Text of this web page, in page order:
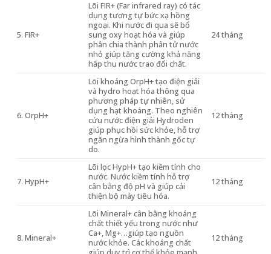
5. FIR+
Lõi FIR+ (Far infrared ray) có tác
dụng tương tự bức xạ hồng
ngoại. Khi nước đi qua sẽ bổ
sung oxy hoạt hóa và giúp
phân chia thành phân tử nước
nhỏ giúp tăng cường khả năng
hấp thu nước trao đổi chất.
24 tháng
6. OrpH+
Lõi khoáng OrpH+ tạo điện giải
và hydro hoạt hóa thông qua
phương pháp tự nhiên, sử
dụng hạt khoáng. Theo nghiên
cứu nước điện giải Hydroden
giúp phục hồi sức khỏe, hỗ trợ
ngăn ngừa hình thành gốc tự
do.
12 tháng
7. HypH+
Lõi lọc HypH+ tạo kiềm tính cho
nước. Nước kiềm tính hỗ trợ
cân bằng độ pH và giúp cải
thiện bộ máy tiêu hóa.
12 tháng
8. Mineral+
Lõi Mineral+ cân bằng khoáng
chất thiết yếu trong nước như
Ca+, Mg+…giúp tạo nguồn
nước khỏe. Các khoáng chất
12 tháng